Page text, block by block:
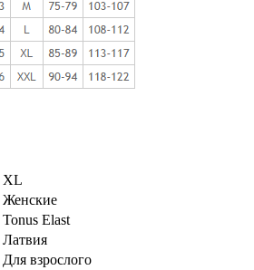
XL
Женские
Tonus Elast
Латвия
Для взрослого